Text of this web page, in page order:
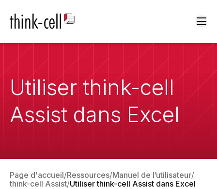
Utiliser think-cell
Assist dans Excel
Page d'accueil Ressources Manuel de l’utilisateur
think-cell Assist Utiliser think-cell Assist dans Excel